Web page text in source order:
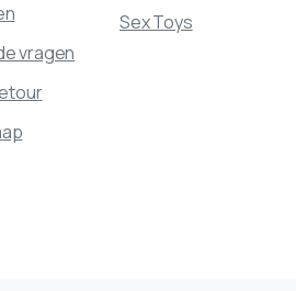
vragen
Sex Toys